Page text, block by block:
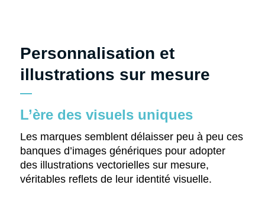
Personnalisation et
illustrations sur mesure
L’ère des visuels uniques
Les marques semblent délaisser peu à peu ces
banques d’images génériques pour adopter
des illustrations vectorielles sur mesure,
véritables reflets de leur identité visuelle.